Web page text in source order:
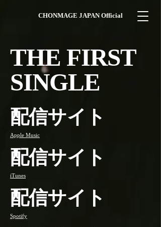
CHONMAGE JAPAN Official
THE FIRST
SINGLE
配信サイト
Apple Music
配信サイト
iTunes
配信サイト
Spotify